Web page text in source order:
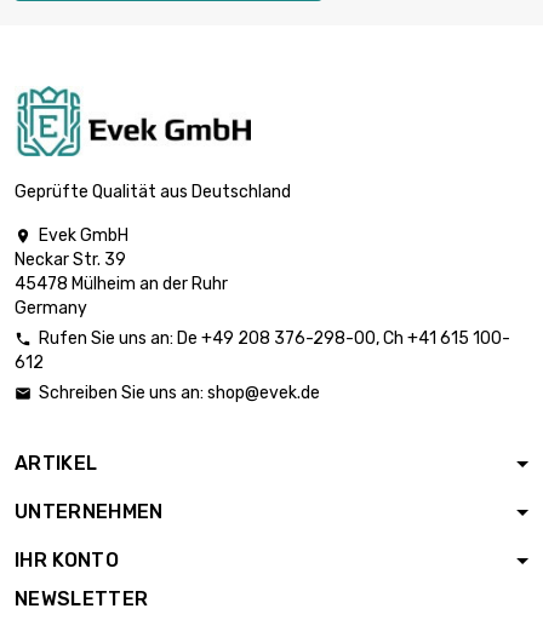
Länge : 1 Meter
Durchmesser : 0.12mm
Durchmesser : 0.12mm
5,90 €
Durchmesser : 0.12mm
Länge : 10 Meter
Geprüfte Qualität aus Deutschland

Evek GmbH
Neckar Str. 39
45478 Mülheim an der Ruhr
Germany
 Rufen Sie uns an: De +49 208 376-298-00, Ch +41 615 100-
612
 Schreiben Sie uns an: shop@evek.de
ARTIKEL
UNTERNEHMEN
IHR KONTO
NEWSLETTER